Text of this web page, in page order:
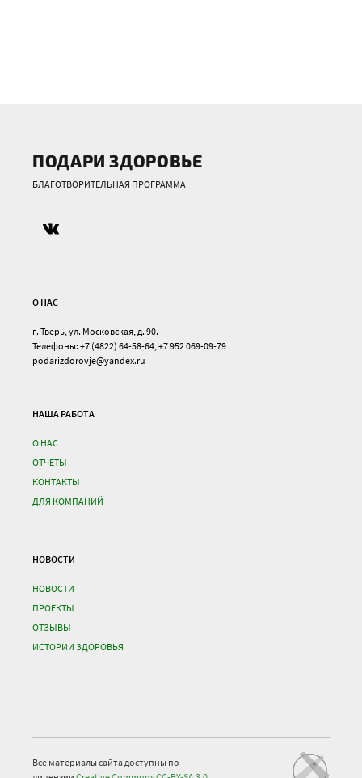
ПОДАРИ ЗДОРОВЬЕ
БЛАГОТВОРИТЕЛЬНАЯ ПРОГРАММА
О НАС
г. Тверь, ул. Московская, д. 90.
Телефоны: +7 (4822) 64-58-64, +7 952 069-09-79
podarizdorovje@yandex.ru
НАША РАБОТА
О НАС
ОТЧЕТЫ
КОНТАКТЫ
ДЛЯ КОМПАНИЙ
НОВОСТИ
НОВОСТИ
ПРОЕКТЫ
ОТЗЫВЫ
ИСТОРИИ ЗДОРОВЬЯ
Все материалы сайта доступны по